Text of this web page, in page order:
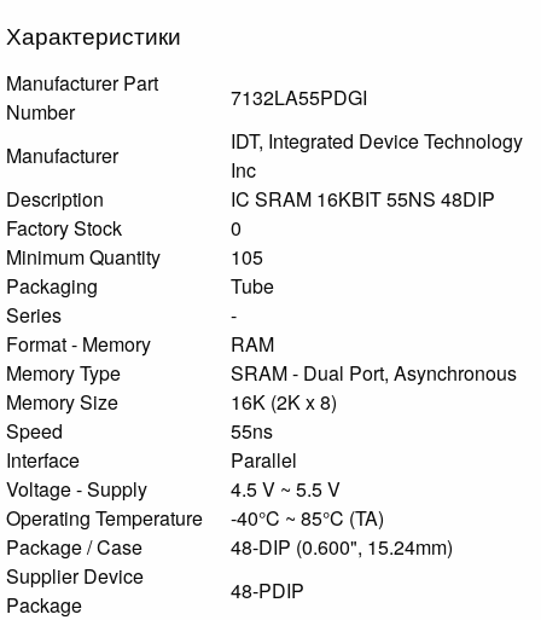
Характеристики
Manufacturer Part
Number
7132LA55PDGI
Manufacturer
IDT, Integrated Device Technology
Inc
Description
IC SRAM 16KBIT 55NS 48DIP
Factory Stock
0
Minimum Quantity
105
Packaging
Tube
Series
-
Format - Memory
RAM
Memory Type
SRAM - Dual Port, Asynchronous
Memory Size
16K (2K x 8)
Speed
55ns
Interface
Parallel
Voltage - Supply
4.5 V ~ 5.5 V
Operating Temperature
-40°C ~ 85°C (TA)
Package / Case
48-DIP (0.600", 15.24mm)
Supplier Device
Package
48-PDIP